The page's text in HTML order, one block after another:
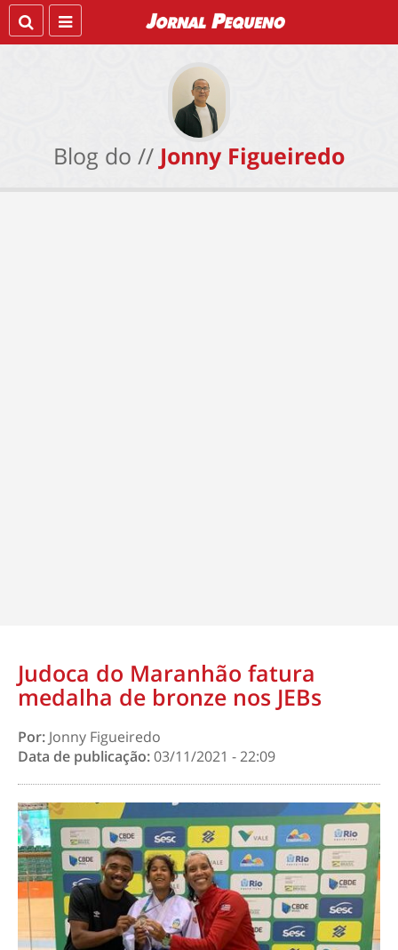
Blog do // Jonny Figueiredo
Judoca do Maranhão fatura
medalha de bronze nos JEBs
Por: Jonny Figueiredo
Data de publicação:03/11/2021 - 22:09